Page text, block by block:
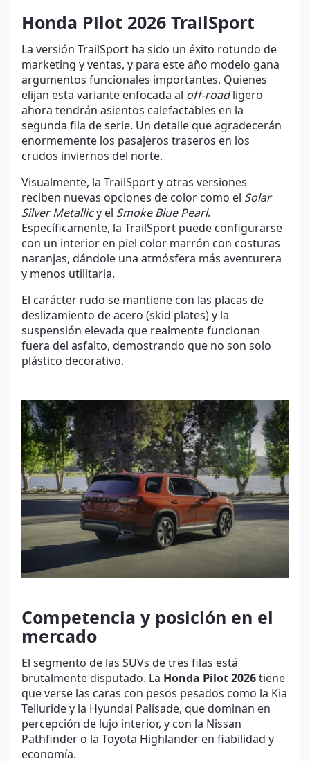
Honda Pilot 2026 TrailSport
La versión TrailSport ha sido un éxito rotundo de
marketing y ventas, y para este año modelo gana
argumentos funcionales importantes. Quienes
elijan esta variante enfocada al off-roadligero
ahora tendrán asientos calefactables en la
segunda fila de serie. Un detalle que agradecerán
enormemente los pasajeros traseros en los
crudos inviernos del norte.
Visualmente, la TrailSport y otras versiones
reciben nuevas opciones de color como el Solar
Silver Metallicy el Smoke Blue Pearl.
Específicamente, la TrailSport puede configurarse
con un interior en piel color marrón con costuras
naranjas, dándole una atmósfera más aventurera
y menos utilitaria.
El carácter rudo se mantiene con las placas de
deslizamiento de acero (skid plates) y la
suspensión elevada que realmente funcionan
fuera del asfalto, demostrando que no son solo
plástico decorativo.
Competencia y posición en el
mercado
El segmento de las SUVs de tres filas está
brutalmente disputado. La Honda Pilot 2026 tiene
que verse las caras con pesos pesados como la Kia
Telluride y la Hyundai Palisade, que dominan en
percepción de lujo interior, y con la Nissan
Pathfinder o la Toyota Highlander en fiabilidad y
economía.